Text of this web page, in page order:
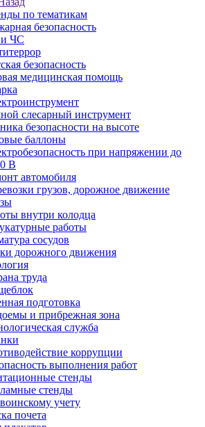
по тематикам
безопасность
ЧС
безопасность
медицинская помощь
слесарный инструмент
безопасности на высоте
баллоны
при напряжении до
В
автомобиля
грузов, дорожное движение
внутри колодца
работы
сосудов
дорожного движения
труда
подготовка
и прибрежная зона
служба
коррупции
выполнения работ
стенды
стенды
учету
почета